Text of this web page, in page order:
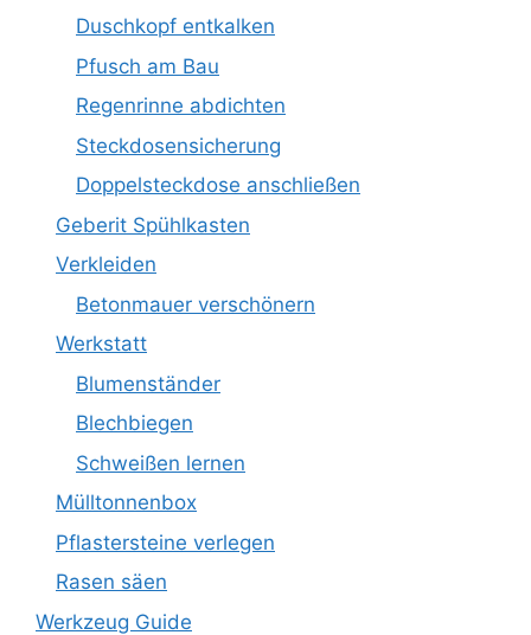
Duschkopf entkalken
Pfusch am Bau
Regenrinne abdichten
Steckdosensicherung
Doppelsteckdose anschließen
Geberit Spühlkasten
Verkleiden
Betonmauer verschönern
Werkstatt
Blumenständer
Blechbiegen
Schweißen lernen
Mülltonnenbox
Pflastersteine verlegen
Rasen säen
Werkzeug Guide